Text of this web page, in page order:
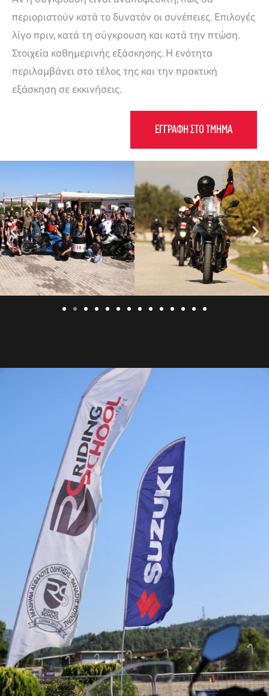
περιοριστούν κατά το δυνατόν οι συνέπειες. Επιλογές
λίγο πριν, κατά τη σύγκρουση και κατά την πτώση.
Στοιχεία καθημερινής εξάσκησης. Η ενότητα
περιλαμβάνει στο τέλος της και την πρακτική
εξάσκηση σε εκκινήσεις.
ΕΓΓΡΑΦΉ ΣΤΟ ΤΜΉΜΑ